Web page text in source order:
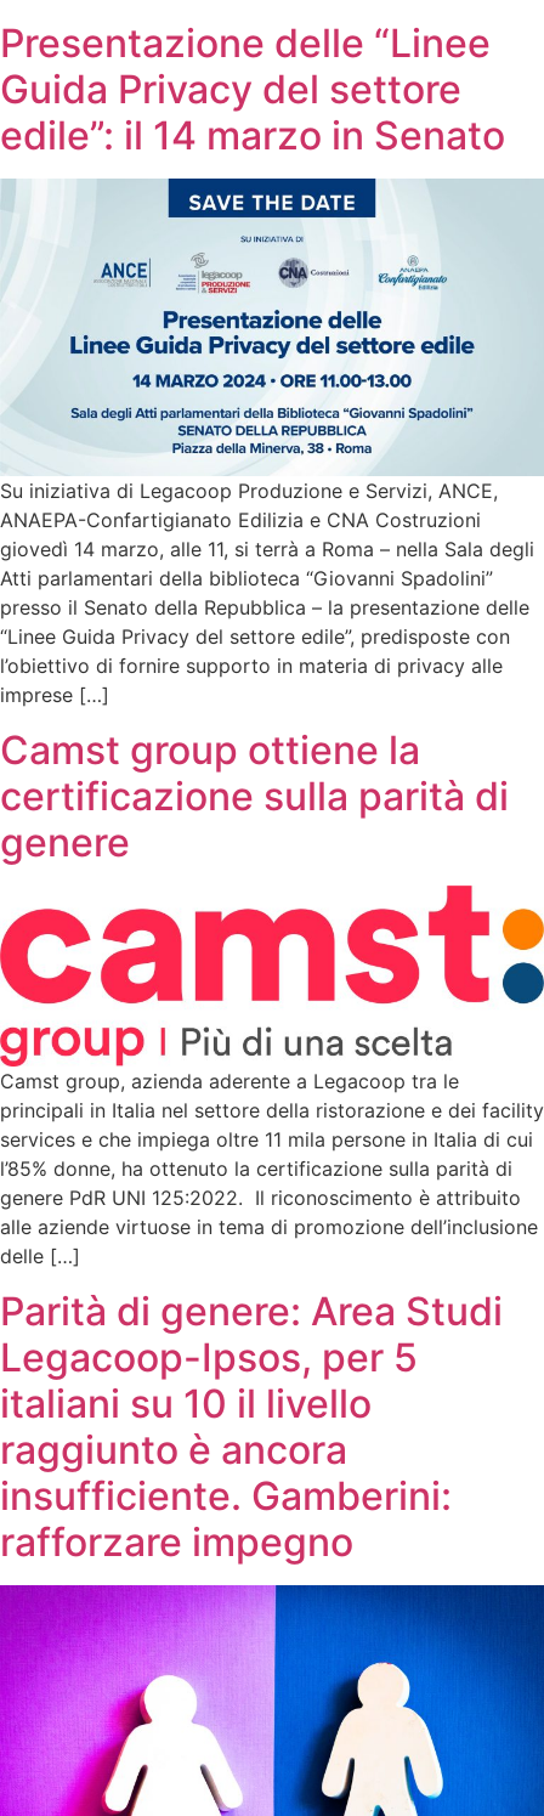
Presentazione delle “Linee
Guida Privacy del settore
edile”: il 14 marzo in Senato
Su iniziativa di Legacoop Produzione e Servizi, ANCE,
ANAEPA-Confartigianato Edilizia e CNA Costruzioni
giovedì 14 marzo, alle 11, si terrà a Roma – nella Sala degli
Atti parlamentari della biblioteca “Giovanni Spadolini”
presso il Senato della Repubblica – la presentazione delle
“Linee Guida Privacy del settore edile”, predisposte con
l’obiettivo di fornire supporto in materia di privacy alle
imprese […]
Camst group ottiene la
certificazione sulla parità di
genere
Camst group, azienda aderente a Legacoop tra le
principali in Italia nel settore della ristorazione e dei facility
services e che impiega oltre 11 mila persone in Italia di cui
l’85% donne, ha ottenuto la certificazione sulla parità di
genere PdR UNI 125:2022. Il riconoscimento è attribuito
alle aziende virtuose in tema di promozione dell’inclusione
delle […]
Parità di genere: Area Studi
Legacoop-Ipsos, per 5
italiani su 10 il livello
raggiunto è ancora
insufficiente. Gamberini:
rafforzare impegno